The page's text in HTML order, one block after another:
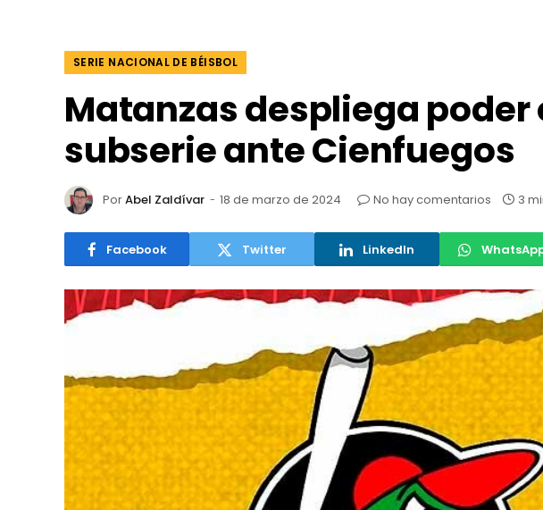
SERIE NACIONAL DE BÉISBOL
Matanzas despliega
subserie ante Cienfuegos
PorAbel Zaldívar 18 de marzo de 2024 No hay comentarios 3
Facebook Twitter LinkedIn